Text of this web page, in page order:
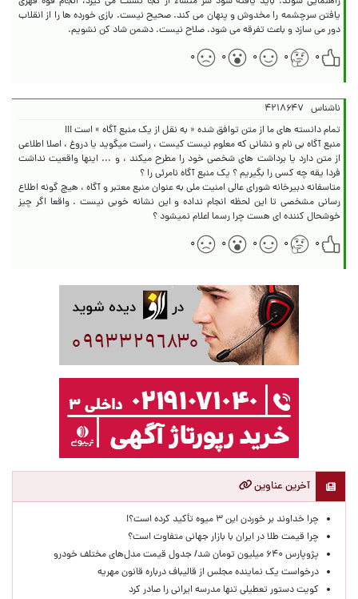
یافتن سرچشمه را مخدوش و پنهان می کند. صحیح نیست. بازی خورده ها را از انقلاب
دور می سازد و باعث تفرقه می شود. صلاح نیست. دشمن شاد کن نشویم.
۰
۰ ۰ ۰ ۰
ناشناس ۴۲۱۸۶۴۷
منبع آگاه بی نام و نشانی که معلوم نیست کیست ، راست میگوید یا دروغ ، اصلا اطلاعی
از متن دارد یا برداشت های شخصی خود را مطرح میکند ، و ... اینها واقعیت نداشت
متاسفانه دبیرخانه شورای عالی امنیت ملی به عنوان منبع معتبر و آگاه ، هیچ گونه اطلاع
رسانی مشخصی تا این لحظه انجام نداده و این نشانه خوبی نیست . واقعا اگر چیز
خوشحال کننده ای هست چرا رسما اعلام نمیشود ؟
۰
۰ ۰ ۰ ۰
آخرین عناوین
چرا خداوند بر خوردن این ۳ میوه تأکید کرده است؟!
چرا قیمت طلا در ایران با بازار جهانی متفاوت است؟
پژوپارس ۶۴۰ میلیون تومان شد/ جدول قیمت مدل‌های مختلف خودرو
درخواست یک نماینده مجلس از قالیباف درباره قانون مهریه
کویت دستور تعطیلی تنها مدرسه ایرانی را صادر کرد